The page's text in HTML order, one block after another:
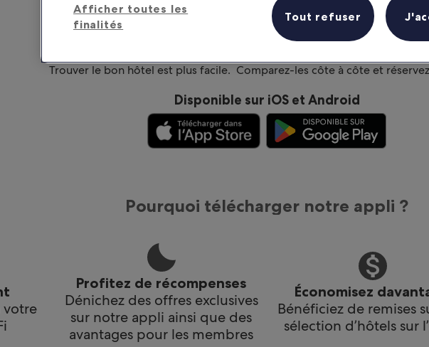
Comparez des hôtels sur
Trouver le bon hôtel est plus facile. Comparez-les côte à côte et réservez
Disponible sur iOS et Android
Pourquoi télécharger notre appli ?
votre
Profitez de récompenses
Dénichez des offres exclusives
sur notre appli ainsi que des
avantages pour les membres
Économisez
Bénéficiez de remises
sélection d’hôtels sur
Afficher toutes les
finalités
Tout refuser